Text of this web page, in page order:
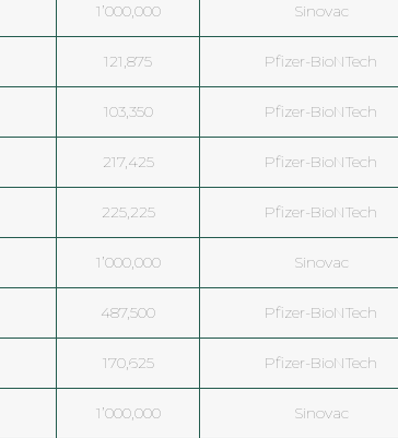
1’000,000 Sinovac
121,875 Pfizer-BioNTech
103,350 Pfizer-BioNTech
217,425 Pfizer-BioNTech
225,225 Pfizer-BioNTech
1’000,000 Sinovac
487,500 Pfizer-BioNTech
170,625 Pfizer-BioNTech
1’000,000 Sinovac